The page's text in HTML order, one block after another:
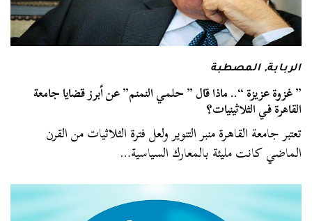
الربابة,المصطبة
” غزوة عزيزة “.. ماذا قال ” حلمي النمنم” عن أبرز قضايا جامعة
القاهرة في الثلاثينيات؟
تعتبر جامعة القاهرة منبر التنوير ولعل فترة الثلاثيات من القرن
الماضي كانت مليئة بالمعارك السياسية…